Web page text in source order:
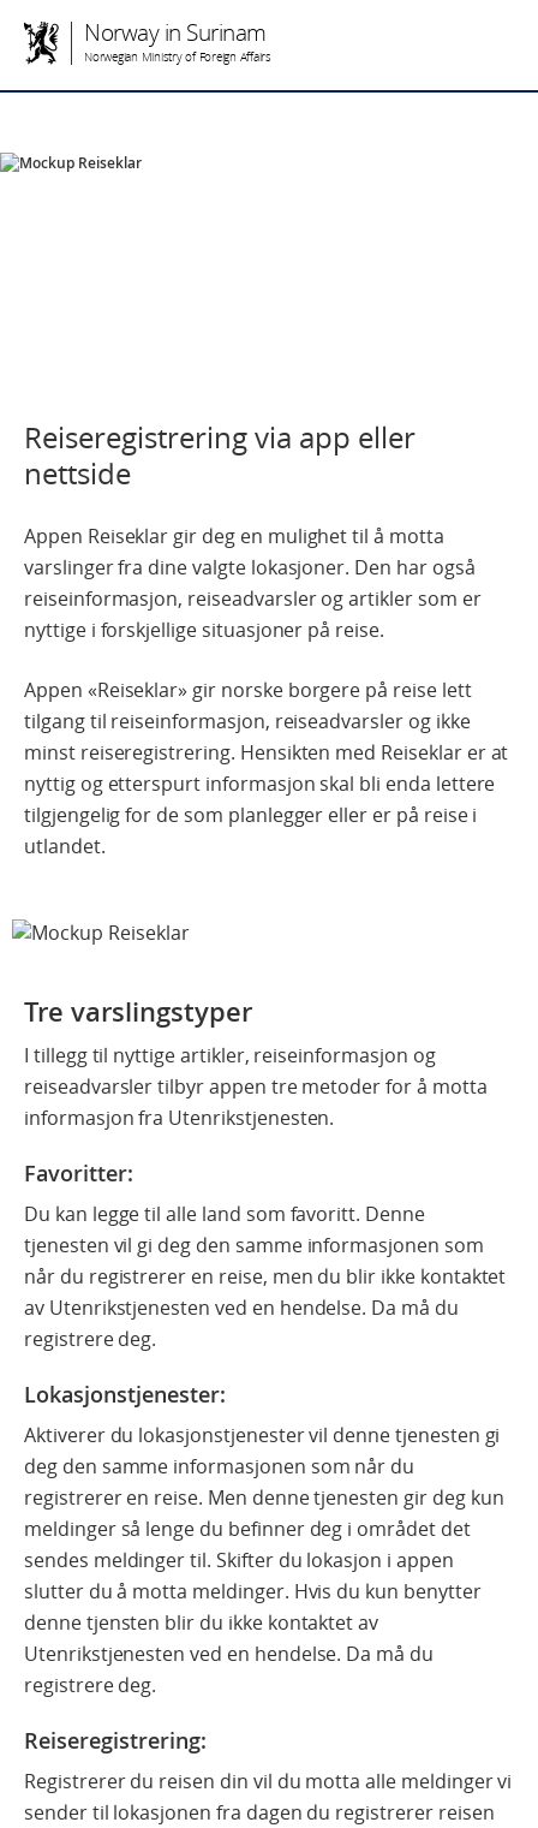
Norway in Surinam
Norwegian Ministry of Foreign Affairs
Reiseregistrering via app eller
nettside
Appen Reiseklar gir deg en mulighet til å motta
varslinger fra dine valgte lokasjoner. Den har også
reiseinformasjon, reiseadvarsler og artikler som er
nyttige i forskjellige situasjoner på reise.
Appen «Reiseklar» gir norske borgere på reise lett
tilgang til reiseinformasjon, reiseadvarsler og ikke
minst reiseregistrering. Hensikten med Reiseklar er at
nyttig og etterspurt informasjon skal bli enda lettere
tilgjengelig for de som planlegger eller er på reise i
utlandet.
Tre varslingstyper
I tillegg til nyttige artikler, reiseinformasjon og
reiseadvarsler tilbyr appen tre metoder for å motta
informasjon fra Utenrikstjenesten.
Favoritter:
Du kan legge til alle land som favoritt. Denne
tjenesten vil gi deg den samme informasjonen som
når du registrerer en reise, men du blir ikke kontaktet
av Utenrikstjenesten ved en hendelse. Da må du
registrere deg.
Lokasjonstjenester:
Aktiverer du lokasjonstjenester vil denne tjenesten gi
deg den samme informasjonen som når du
registrerer en reise. Men denne tjenesten gir deg kun
meldinger så lenge du befinner deg i området det
sendes meldinger til. Skifter du lokasjon i appen
slutter du å motta meldinger. Hvis du kun benytter
denne tjensten blir du ikke kontaktet av
Utenrikstjenesten ved en hendelse. Da må du
registrere deg.
Reiseregistrering:
Registrerer du reisen din vil du motta alle meldinger vi
sender til lokasjonen fra dagen du registrerer reisen